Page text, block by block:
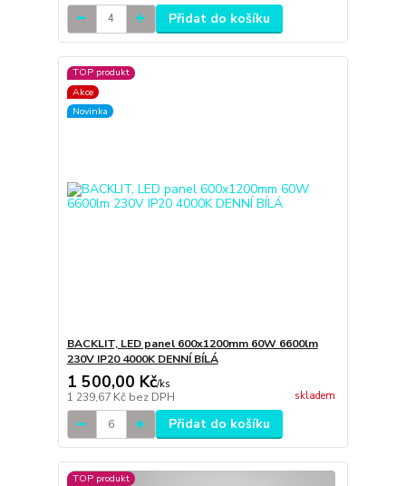
Přidat do košíku
TOP produkt
Akce
Novinka
BACKLIT, LED panel 600x1200mm 60W 6600lm
230V IP20 4000K DENNÍ BÍLÁ
1 500,00 Kč/ks
1 239,67 Kč bez DPH skladem
Přidat do košíku
TOP produkt